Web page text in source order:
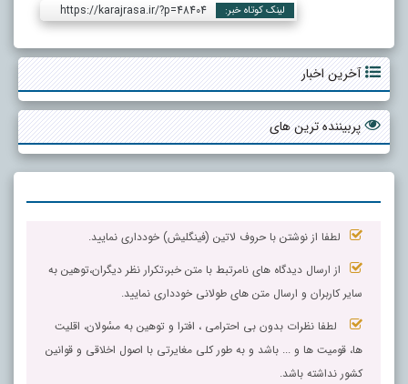
لینک کوتاه خبر: https://karajrasa.ir/?p=48404
آخرین اخبار
پربیننده ترین های
لطفا از نوشتن با حروف لاتین (فینگلیش) خودداری نمایید.
از ارسال دیدگاه های نامرتبط با متن خبر،تکرار نظر دیگران،توهین به
سایر کاربران و ارسال متن های طولانی خودداری نمایید.
لطفا نظرات بدون بی احترامی ، افترا و توهین به مسٔولان، اقلیت
ها، قومیت ها و ... باشد و به طور کلی مغایرتی با اصول اخلاقی و قوانین
کشور نداشته باشد.